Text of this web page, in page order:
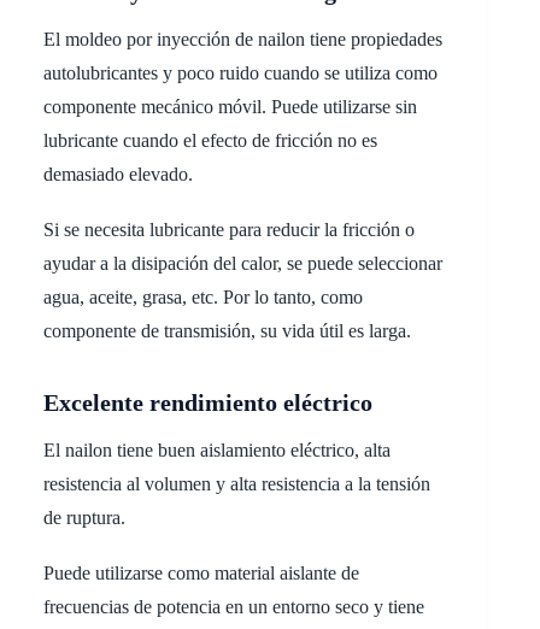
El moldeo por inyección de nailon tiene propiedades
autolubricantes y poco ruido cuando se utiliza como
componente mecánico móvil. Puede utilizarse sin
lubricante cuando el efecto de fricción no es
demasiado elevado.
Si se necesita lubricante para reducir la fricción o
ayudar a la disipación del calor, se puede seleccionar
agua, aceite, grasa, etc. Por lo tanto, como
componente de transmisión, su vida útil es larga.
Excelente rendimiento eléctrico
El nailon tiene buen aislamiento eléctrico, alta
resistencia al volumen y alta resistencia a la tensión
de ruptura.
Puede utilizarse como material aislante de
frecuencias de potencia en un entorno seco y tiene